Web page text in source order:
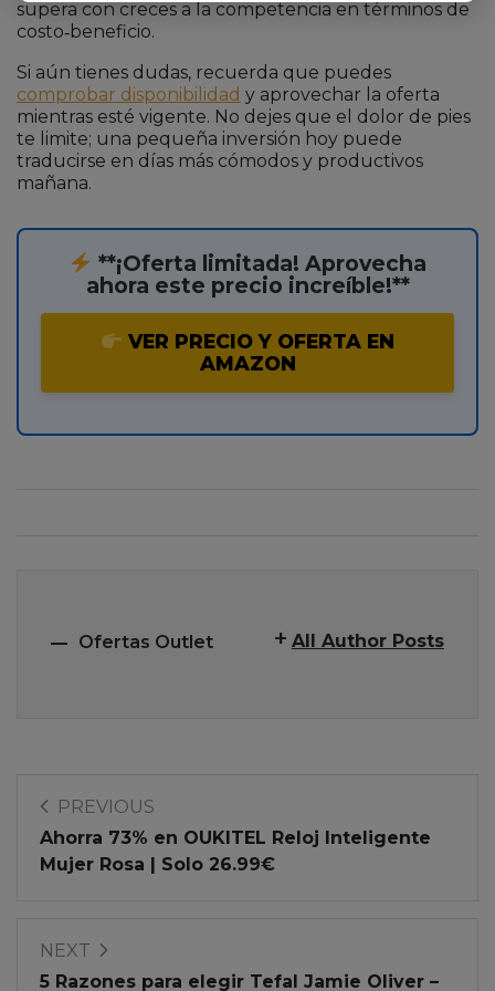
supera con creces a la competencia en términos de
costo‑beneficio.
Si aún tienes dudas, recuerda que puedes
comprobar disponibilidad y aprovechar la oferta
mientras esté vigente. No dejes que el dolor de pies
te limite; una pequeña inversión hoy puede
traducirse en días más cómodos y productivos
mañana.
**¡Oferta limitada! Aprovecha
ahora este precio increíble!**
VER PRECIO Y OFERTA EN
AMAZON
Ofertas Outlet All Author Posts
PREVIOUS
Ahorra 73% en OUKITEL Reloj Inteligente
Mujer Rosa | Solo 26.99€
NEXT
5 Razones para elegir Tefal Jamie Oliver –